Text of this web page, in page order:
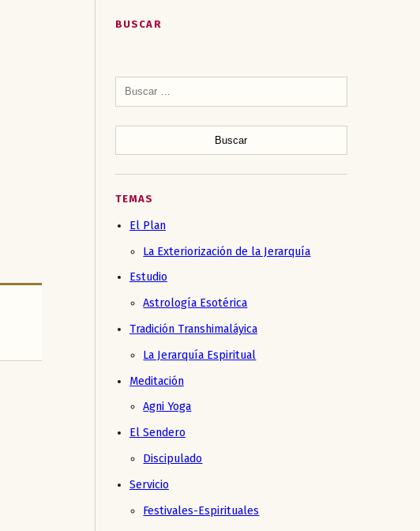
BUSCAR
TEMAS
El Plan
La Exteriorización de la Jerarquía
Estudio
Astrología Esotérica
Tradición Transhimaláyica
La Jerarquía Espiritual
Meditación
Agni Yoga
El Sendero
Discipulado
Servicio
Festivales-Espirituales